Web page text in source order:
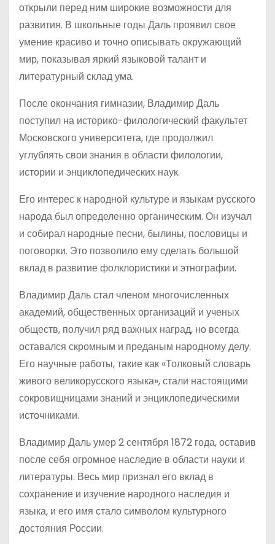
открыли перед ним широкие возможности для
развития. В школьные годы Даль проявил свое
умение красиво и точно описывать окружающий
мир, показывая яркий языковой талант и
литературный склад ума.
После окончания гимназии, Владимир Даль
поступил на историко-филологический факультет
Московского университета, где продолжил
углублять свои знания в области филологии,
истории и энциклопедических наук.
Его интерес к народной культуре и языкам русского
народа был определенно органическим. Он изучал
и собирал народные песни, былины, пословицы и
поговорки. Это позволило ему сделать большой
вклад в развитие фолклористики и этнографии.
Владимир Даль стал членом многочисленных
академий, общественных организаций и ученых
обществ, получил ряд важных наград, но всегда
оставался скромным и преданым народному делу.
Его научные работы, такие как «Толковый словарь
живого великорусского языка», стали настоящими
сокровищницами знаний и энциклопедическими
источниками.
Владимир Даль умер 2 сентября 1872 года, оставив
после себя огромное наследие в области науки и
литературы. Весь мир признал его вклад в
сохранение и изучение народного наследия и
языка, и его имя стало символом культурного
достояния России.